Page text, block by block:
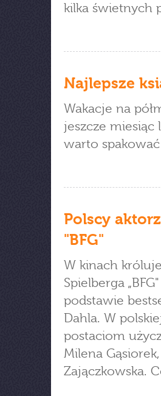
kilka świetnych
Najlepsze
Wakacje na
jeszcze miesiąc
warto
Polscy
"BFG"
W kinach
Spielberga
podstawie
Dahla. W
postaciom
Milena
Zajączkowska.